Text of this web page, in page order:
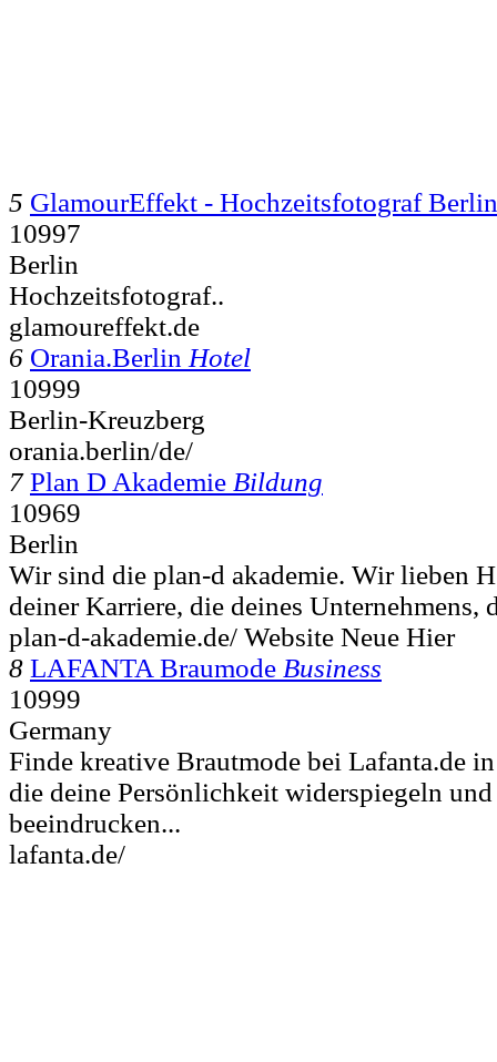
5 GlamourEffekt - Hochzeitsfotograf Berlin
10997
Berlin
Hochzeitsfotograf..
glamoureffekt.de
6 Orania.Berlin Hotel
10999
Berlin-Kreuzberg
orania.berlin/de/
7 Plan D Akademie Bildung
10969
Berlin
Wir sind die plan-d akademie. Wir lieben
deiner Karriere, die deines Unternehmens,
plan-d-akademie.de/ Website Neue Hier
8 LAFANTA Braumode Business
10999
Germany
Finde kreative Brautmode bei Lafanta.de
die deine Persönlichkeit widerspiegeln
beeindrucken...
lafanta.de/